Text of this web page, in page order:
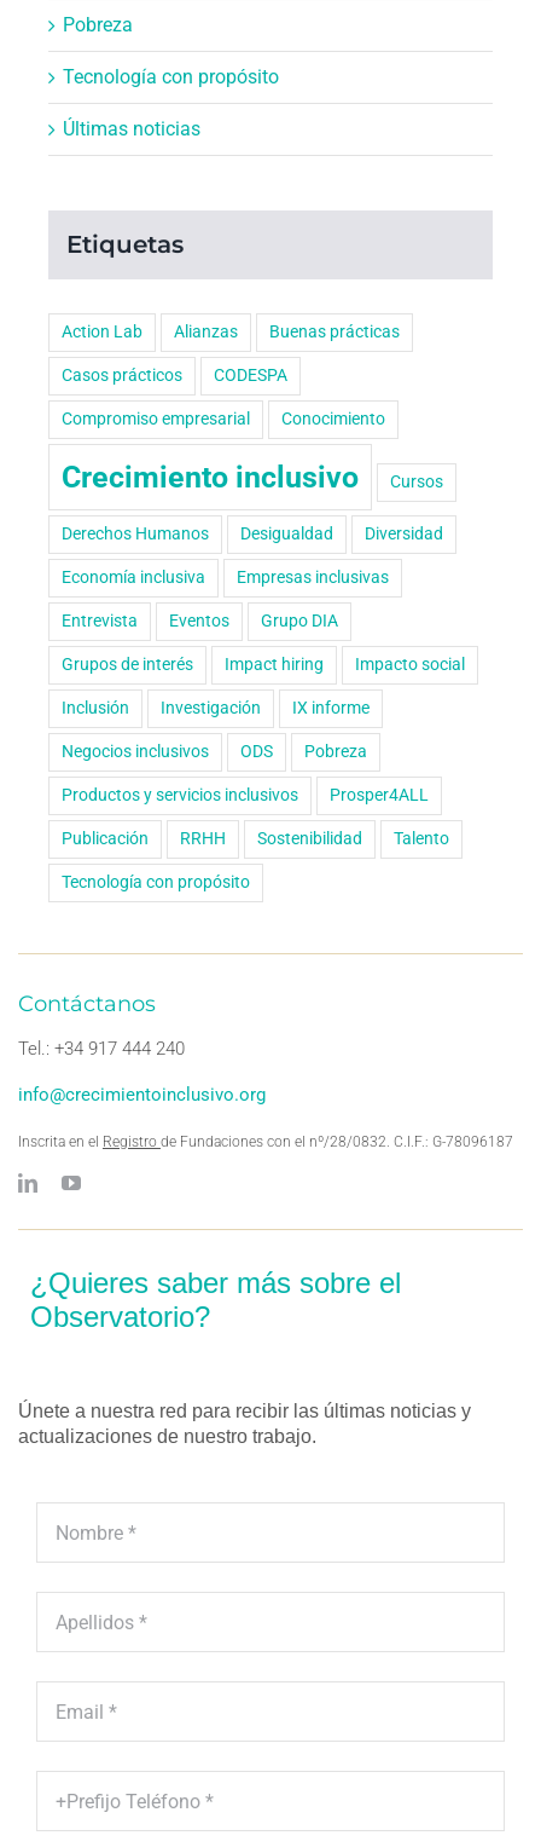
Pobreza
Tecnología con propósito
Últimas noticias
Etiquetas
Action Lab Alianzas Buenas prácticas
Casos prácticos CODESPA
Compromiso empresarial Conocimiento
Crecimiento inclusivo Cursos
Derechos Humanos Desigualdad Diversidad
Economía inclusiva Empresas inclusivas
Entrevista Eventos Grupo DIA
Grupos de interés Impact hiring Impacto social
Inclusión Investigación IX informe
Negocios inclusivos ODS Pobreza
Productos y servicios inclusivos Prosper4ALL
Publicación RRHH Sostenibilidad Talento
Tecnología con propósito
Contáctanos
Tel.: +34 917 444 240
info@crecimientoinclusivo.org
Inscrita en el Registro de Fundaciones con el nº/28/0832. C.I.F.: G-78096187
¿Quieres saber más sobre el
Observatorio?
Únete a nuestra red para recibir las últimas noticias y
actualizaciones de nuestro trabajo.